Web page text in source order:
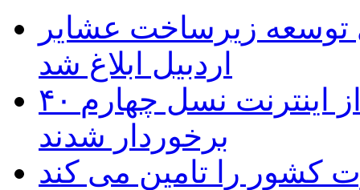
برای توسعه زیرساخت عشایر
اردبیل ابلاغ شد
۴۰ روستای شهرستان گِرمی از اینترنت نسل چهارم
برخوردار شدند